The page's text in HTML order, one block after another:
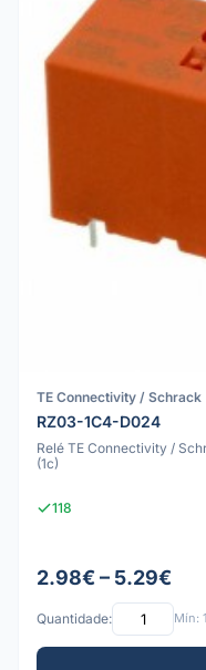
TE Connectivity / Schrack
RZ03-1C4-D024
Relé TE Connectivity /
(1c)
118
2.98€ – 5.29€
Quantidade: Mín: 1